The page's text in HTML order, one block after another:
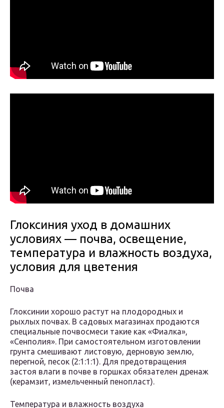
Глоксиния уход в домашних
условиях — почва, освещение,
температура и влажность воздуха,
условия для цветения
Почва
Глоксинии хорошо растут на плодородных и
рыхлых почвах. В садовых магазинах продаются
специальные почвосмеси такие как «Фиалка»,
«Сенполия». При самостоятельном изготовлении
грунта смешивают листовую, дерновую землю,
перегной, песок (2:1:1:1). Для предотвращения
застоя влаги в почве в горшках обязателен дренаж
(керамзит, измельченный пенопласт).
Температура и влажность воздуха